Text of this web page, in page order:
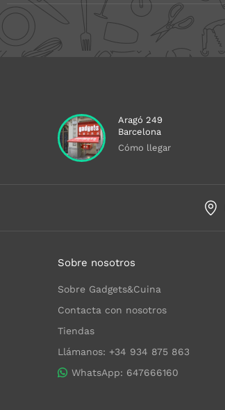
Aragó 249
Barcelona
Cómo llegar
Sobre nosotros
Sobre Gadgets&Cuina
Contacta con nosotros
Tiendas
Llámanos: +34 934 875 863
WhatsApp: 647666160